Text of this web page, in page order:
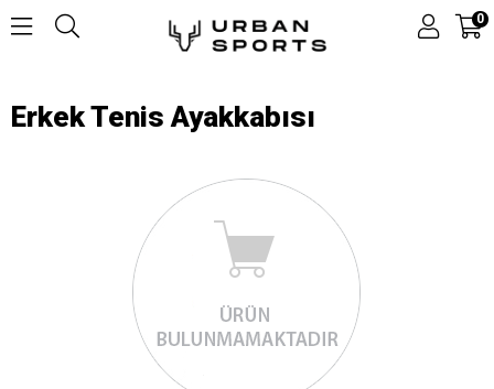
0
Erkek Tenis Ayakkabısı